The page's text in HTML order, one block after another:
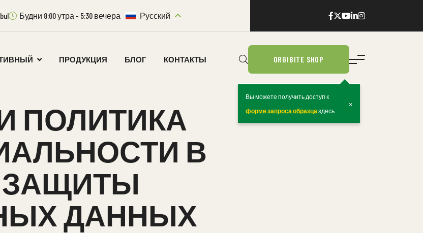
Будни 8:00 утра - 5:30 вечера Русский
ПРОДУКЦИЯ БЛОГ КОНТАКТЫ ORGIBITE SHOP
Вы можете получить доступ к
форме запроса образца здесь.
×
ПОЛИТИКА
В
ДАННЫХ